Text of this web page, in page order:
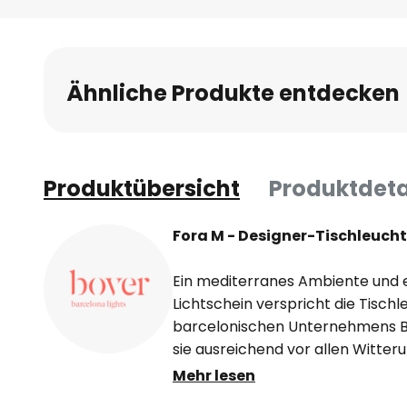
Ähnliche Produkte entdecken
Produktübersicht
Fora M - Designer-
Ein mediterranes Ambiente
Lichtschein verspricht die
barcelonischen Unternehmens
sie ausreichend vor allen
aber natürlich auch im Inneren
Mehr lesen